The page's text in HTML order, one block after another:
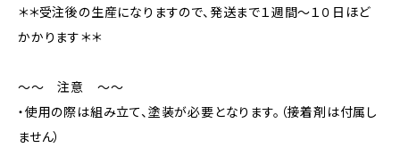
＊＊受注後の生産になりますので、発送まで１週間～１０日ほど
かかります＊＊
～～ 注意 ～～
・使用の際は組み立て、塗装が必要となります。（接着剤は付属し
ません）